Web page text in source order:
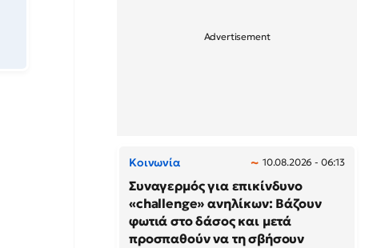
Κοινωνία 10.08.2026 - 06:13
Συναγερμός για επικίνδυνο
«challenge» ανηλίκων: Βάζουν
φωτιά στο δάσος και μετά
προσπαθούν να τη σβήσουν